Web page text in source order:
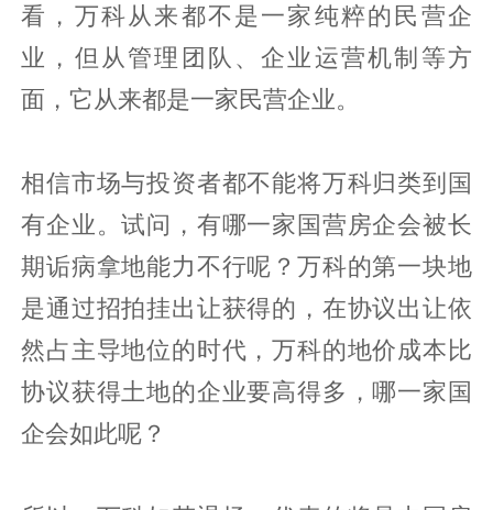
看，万科从来都不是一家纯粹的民营企
业，但从管理团队、企业运营机制等方
面，它从来都是一家民营企业。
相信市场与投资者都不能将万科归类到国
有企业。试问，有哪一家国营房企会被长
期诟病拿地能力不行呢？万科的第一块地
是通过招拍挂出让获得的，在协议出让依
然占主导地位的时代，万科的地价成本比
协议获得土地的企业要高得多，哪一家国
企会如此呢？